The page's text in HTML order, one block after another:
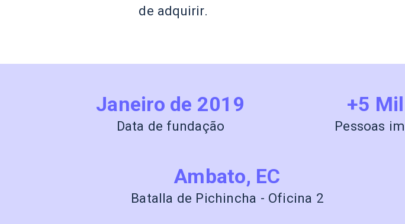
de adquirir.
Janeiro de 2019
Data de fundação
+5
Pessoas
Ambato, EC
Batalla de Pichincha - Oficina 2